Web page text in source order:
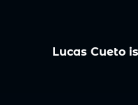
Lucas Cueto